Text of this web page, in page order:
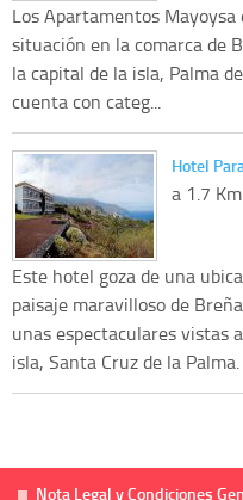
Los Apartamentos
situación en la comarca de
la capital de la isla, Palma
cuenta con categ...
Hotel
a 1.7
Este hotel goza de una
paisaje maravilloso de
unas espectaculares vistas
isla, Santa Cruz de la Palma.
Nota Legal y Condiciones